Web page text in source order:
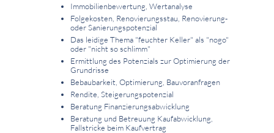
Immobilienbewertung, Wertanalyse
Folgekosten, Renovierungsstau, Renovierung-
oder Sanierungspotenzial
Das leidige Thema "feuchter Keller" als "nogo"
oder "nicht so schlimm"
Ermittlung des Potenzials zur Optimierung der
Grundrisse
Bebaubarkeit, Optimierung, Bauvoranfragen
Rendite, Steigerungspotenzial
Beratung Finanzierungsabwicklung
Beratung und Betreuung Kaufabwicklung,
Fallstricke beim Kaufvertrag